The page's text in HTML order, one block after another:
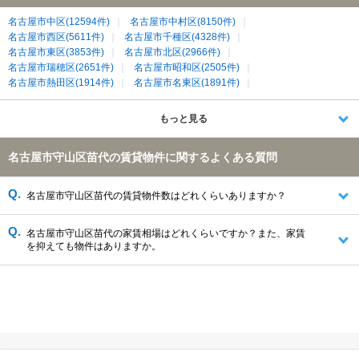
名古屋市中区(12594件)
名古屋市中村区(8150件)
名古屋市西区(5611件)
名古屋市千種区(4328件)
名古屋市東区(3853件)
名古屋市北区(2966件)
名古屋市瑞穂区(2651件)
名古屋市昭和区(2505件)
名古屋市熱田区(1914件)
名古屋市名東区(1891件)
名古屋市天白区(1747件)
名古屋市守山区(1291件)
名古屋市港区(1013件)
西春日井郡豊山町(136件)
もっと見る
名古屋市守山区苗代の賃貸物件に関するよくある質問
名古屋市守山区苗代の賃貸物件数はどれくらいありますか？
名古屋市守山区苗代の家賃相場はどれくらいですか？また、家賃
を抑えても物件はありますか。